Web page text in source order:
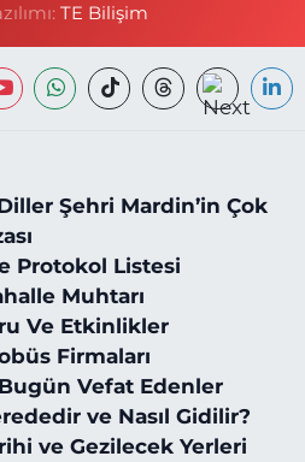
TE Bilişim
Şehri Mardin’in Çok
Protokol Listesi
Muhtarı
Ve Etkinlikler
Firmaları
Vefat Edenler
ve Nasıl Gidilir?
ve Gezilecek Yerleri